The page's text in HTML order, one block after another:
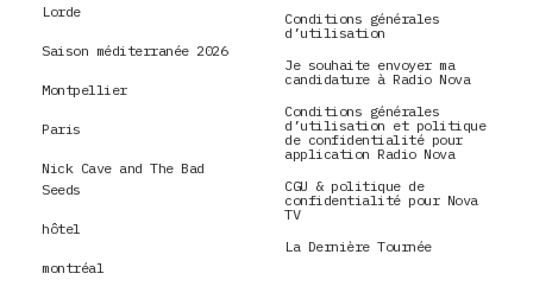
Lorde
Saison méditerranée 2026
Montpellier
Paris
Nick Cave and The Bad
Seeds
hôtel
montréal
Conditions générales
d’utilisation
Je souhaite envoyer ma
candidature à Radio Nova
Conditions générales
d’utilisation et politique
de confidentialité pour
application Radio Nova
CGU & politique de
confidentialité pour Nova
TV
La Dernière Tournée